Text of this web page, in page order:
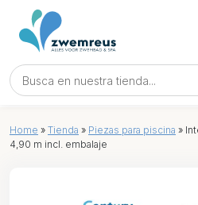
Home » Tienda » Piezas para piscina »
4,90 m incl. embalaje